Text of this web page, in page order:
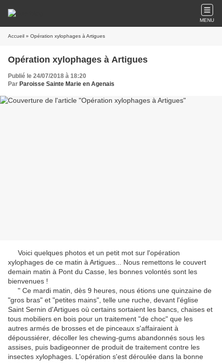
MENU
Accueil » Opération xylophages à Artigues
Opération xylophages à Artigues
Publié le 24/07/2018 à 18:20
Par Paroisse Sainte Marie en Agenais
Voici quelques photos et un petit mot sur l'opération
xylophages de ce matin à Artigues... Nous remettons le couvert
demain matin à Pont du Casse, les bonnes volontés sont les
bienvenues !
" Ce mardi matin, dès 9 heures, nous étions une quinzaine de
"gros bras" et "petites mains", telle une ruche, devant l'église
Saint Sernin d'Artigues où certains sortaient les bancs, chaises et
tous mobiliers en bois pour un traitement "de choc" que les
autres armés de brosses et de pinceaux s'affairaient à
dépoussiérer, décoller les chewing-gums abandonnés sous les
assises, puis badigeonner de produit de traitement contre les
insectes xylophages. L'opération s'est déroulée dans la bonne